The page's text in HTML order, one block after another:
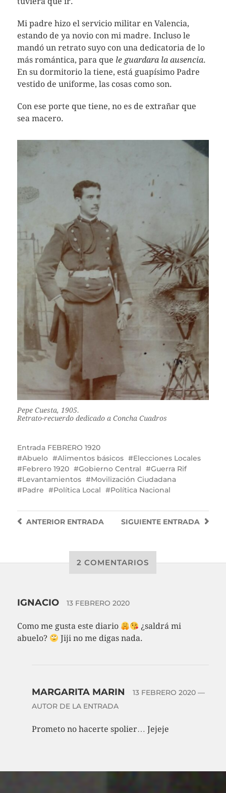
Mi padre hizo el servicio militar en Valencia,
estando de ya novio con mi madre. Incluso le
mandó un retrato suyo con una dedicatoria de lo
más romántica, para que le guardara la ausencia.
En su dormitorio la tiene, está guapísimo Padre
vestido de uniforme, las cosas como son.
Con ese porte que tiene, no es de extrañar que
sea macero.
Pepe Cuesta, 1905.
Retrato-recuerdo dedicado a Concha Cuadros
Entrada FEBRERO 1920
Abuelo
Alimentos básicos
Elecciones Locales
Febrero 1920
Gobierno Central
Guerra Rif
Levantamientos
Movilización Ciudadana
Padre
Política Local Política Nacional
SIGUIENTE ENTRADA
ANTERIORENTRADA
2 COMENTARIOS
IGNACIO 13 FEBRERO 2020
Como me gusta este diario
¿saldrá mi
abuelo?
Jiji no me digas nada.
MARGARITA MARIN 13 FEBRERO 2020—
AUTOR DE LA ENTRADA
Prometo no hacerte spolier… Jejeje